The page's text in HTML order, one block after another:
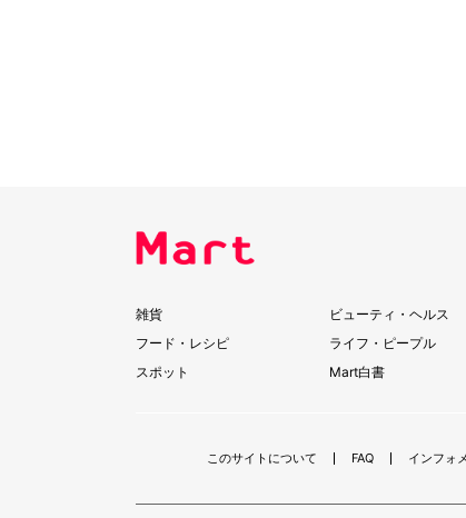
雑貨
フード・レシピ
スポット
ビューティ・ヘルス
ライフ・ピープル
Mart白書
このサイトについて FAQ インフォ